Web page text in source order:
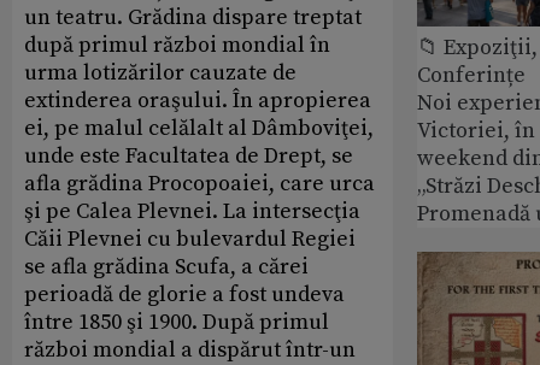
un teatru. Grădina dispare treptat
după primul război mondial în
urma lotizărilor cauzate de
extinderea oraşului. În apropierea
ei, pe malul celălalt al Dâmboviţei,
unde este Facultatea de Drept, se
afla grădina Procopoaiei, care urca
şi pe Calea Plevnei. La intersecţia
Căii Plevnei cu bulevardul Regiei
se afla grădina Scufa, a cărei
perioadă de glorie a fost undeva
între 1850 şi 1900. După primul
război mondial a dispărut într-un
📁
Conferințe
Noi
Victoriei,
weekend
„Străzi
Promenadă